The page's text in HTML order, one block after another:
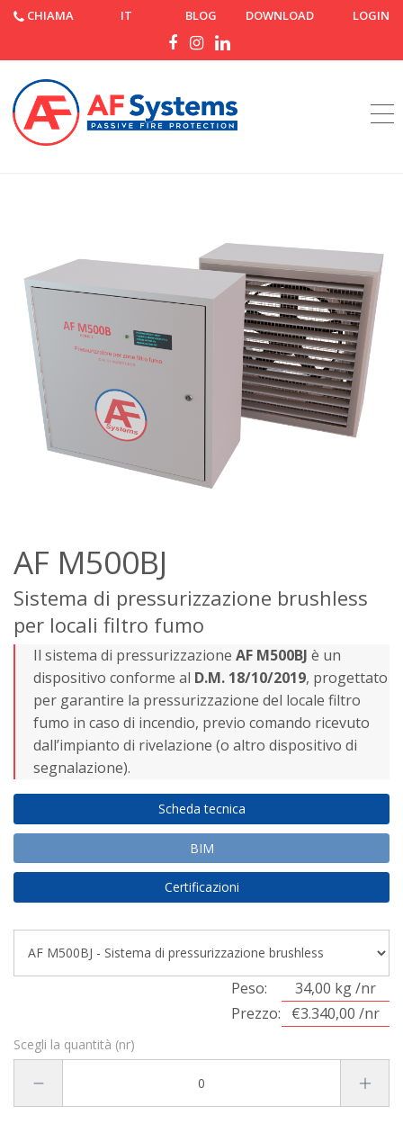
CHIAMA IT BLOG DOWNLOAD LOGIN
Home
AF M500BJ
Sistema di pressurizzazione brushless
per locali filtro fumo
Il sistema di pressurizzazione AF M500BJ è un
dispositivo conforme al D.M. 18/10/2019, progettato
per garantire la pressurizzazione del locale filtro
fumo in caso di incendio, previo comando ricevuto
dall’impianto di rivelazione (o altro dispositivo di
segnalazione).
Scheda tecnica
BIM
Certificazioni
Peso:
34,00 kg /nr
Prezzo:
€3.340,00 /nr
Scegli la quantità (nr)